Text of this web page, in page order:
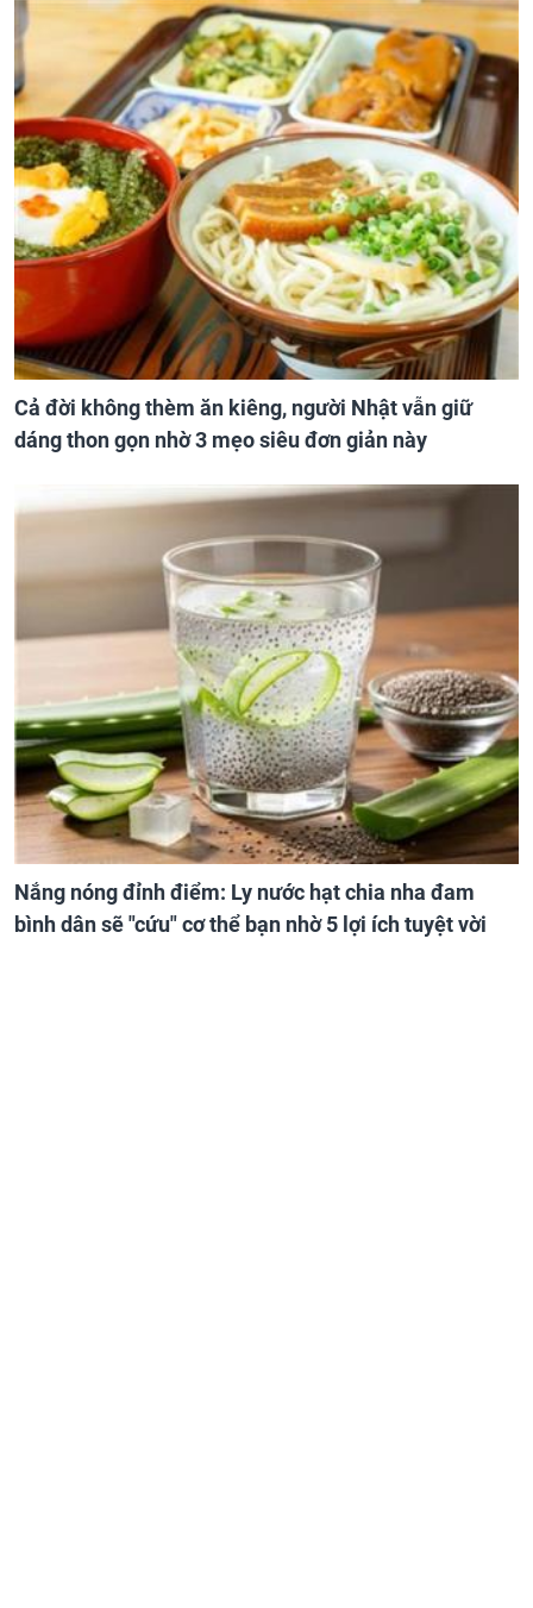
Cả đời không thèm ăn kiêng, người Nhật vẫn giữ
dáng thon gọn nhờ 3 mẹo siêu đơn giản này
Nắng nóng đỉnh điểm: Ly nước hạt chia nha đam
bình dân sẽ "cứu" cơ thể bạn nhờ 5 lợi ích tuyệt vời